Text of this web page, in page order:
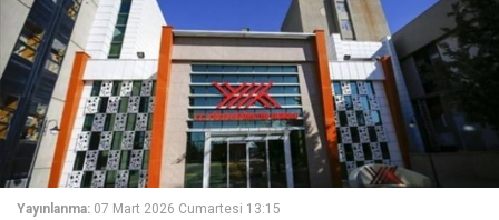
Yayınlanma: 07 Mart 2026 Cumartesi 13:15